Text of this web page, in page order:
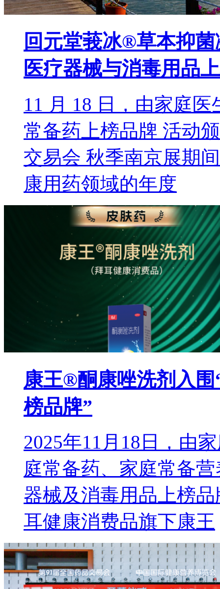
回元堂莪冰®草本抑菌
医疗器械与消毒用品
11 月 18 日，由家庭
常备药上榜品牌 活动
交易会 秋季南京展期
康用药领域的年度
康王®酮康唑洗剂入围
榜品牌”
2025年11月18日，由
庭常备药、家庭常备
器械及消毒用品上榜
耳健康消费品旗下康王